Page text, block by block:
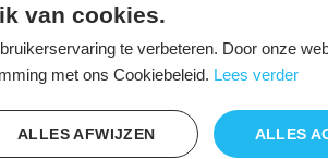
drukpunten in de bovenbenen en afknelling van de
voor harde vloeren
van cookies.
te verbeteren. Door onze
met ons Cookiebeleid. Lees verder
ALLES
ALLES AFWIJZEN